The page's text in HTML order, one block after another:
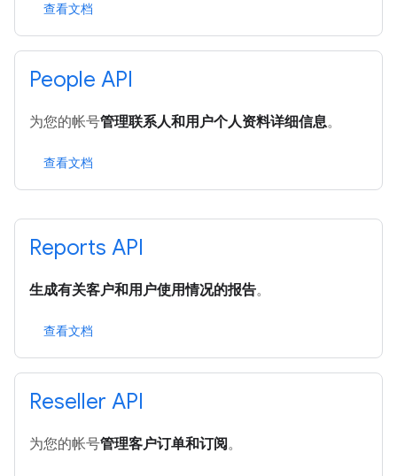
查看文档
People API
为您的帐号管理联系人和用户个人资料详细信息。
查看文档
Reports API
生成有关客户和用户使用情况的报告。
查看文档
Reseller API
为您的帐号管理客户订单和订阅。